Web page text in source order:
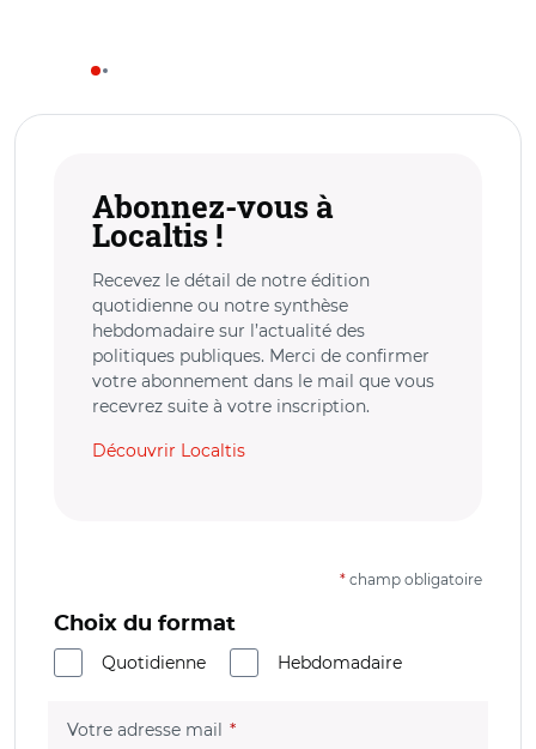
Abonnez-vous à
Localtis !
Recevez le détail de notre édition
quotidienne ou notre synthèse
hebdomadaire sur l’actualité des
politiques publiques. Merci de confirmer
votre abonnement dans le mail que vous
recevrez suite à votre inscription.
Découvrir Localtis
* champ obligatoire
Choix du format
Quotidienne
Hebdomadaire
Votre adresse mail (champ obligatoire)